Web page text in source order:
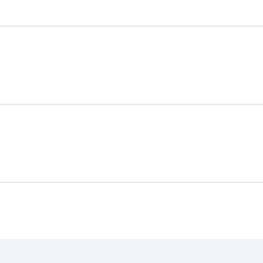
Brun sepia Gris beige
Les portails semi-
Devis gratuit
et l’héritage des portails en
des demeures
L'entretien d'un portail